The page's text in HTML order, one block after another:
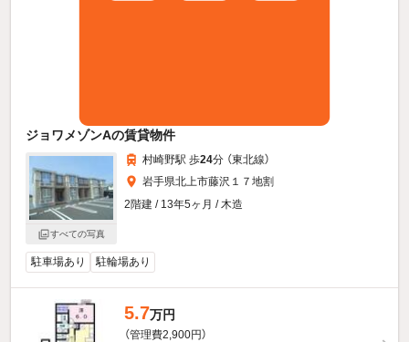
ジョワメゾンAの賃貸物件
すべての写真
村崎野駅 歩24分 （東北線）
岩手県北上市藤沢１７地割
2階建 / 13年5ヶ月 / 木造
駐車場あり 駐輪場あり
5.7万円
（管理費2,900円）